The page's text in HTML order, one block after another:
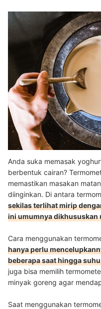
Anda suka memasak
berbentuk cairan?
memastikan masakan
diinginkan. Di antara
sekilas terlihat mirip
ini umumnya dikhususkan
Cara menggunakan
hanya perlu
beberapa saat hingga
juga bisa memilih
minyak goreng agar
Saat menggunakan